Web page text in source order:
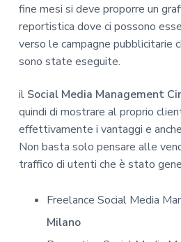
fine mesi si deve proporre un
reportistica dove ci possono
verso le campagne pubblicitarie
sono state eseguite.
ilSocial Media Management
quindi di mostrare al proprio
effettivamente i vantaggi e
Non basta solo pensare alle
traffico di utenti che è stato
Freelance Social Media
Milano